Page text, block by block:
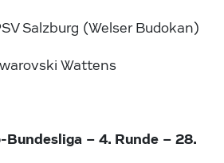
Salzburg (Welser Budokan)
Wattens
Bundesliga – 4. Runde – 28.